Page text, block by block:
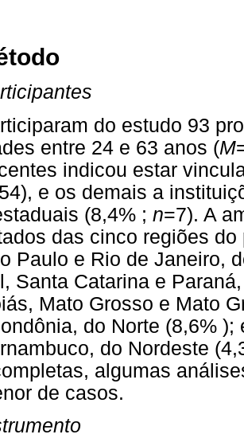
do estudo 93
entre 24 e 63 anos (M
indicou estar
e os demais a
(8,4% ; n=7). A
das cinco regiões
Paulo e Rio de Janeiro,
Santa Catarina e
Mato Grosso e Mato
do Norte (8,6%
do Nordeste
algumas
de casos.